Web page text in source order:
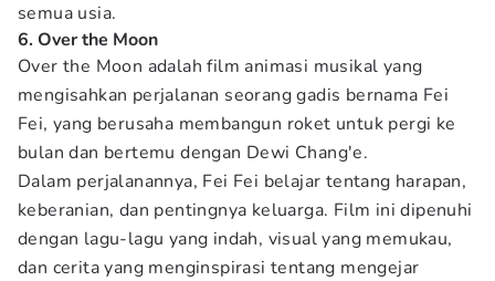
semua usia.
6. Over the Moon
Over the Moon adalah film animasi musikal yang
mengisahkan perjalanan seorang gadis bernama Fei
Fei, yang berusaha membangun roket untuk pergi ke
bulan dan bertemu dengan Dewi Chang'e.
Dalam perjalanannya, Fei Fei belajar tentang harapan,
keberanian, dan pentingnya keluarga. Film ini dipenuhi
dengan lagu-lagu yang indah, visual yang memukau,
dan cerita yang menginspirasi tentang mengejar